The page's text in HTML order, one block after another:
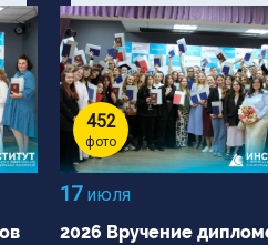
452
фото
17июля
2026 Вручение